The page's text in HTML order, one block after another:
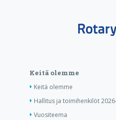
Keitä olemme
Keitä olemme
Hallitus ja toimihenkilöt
Vuositeema